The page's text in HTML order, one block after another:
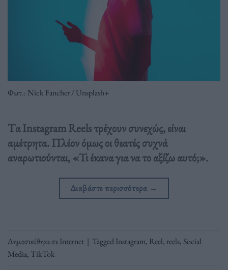
Φωτ.: Nick Fancher / Unsplash+
Tα Instagram Reels τρέχουν συνεχώς, είναι
αμέτρητα. Πλέον όμως οι θεατές συχνά
αναρωτιούνται, «Τι έκανα για να το αξίζω αυτό;».
Διαβάστε περισσότερα →
Δημοσιεύθηκε σεInternet | TaggedInstagram, Reel, reels, Social
Media, TikTok